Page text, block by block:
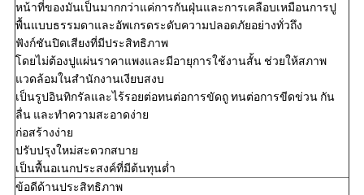
หน้าที่ของมันเป็นมากกว่าแค่การกันฝุ่นและการเคลือบเหมือนการปู
พื้นแบบธรรมดาและอัพเกรดระดับความปลอดภัยอย่างทั่วถึง
ฟังก์ชันปิดเสียงที่มีประสิทธิภาพ
โดยไม่ต้องปูแผ่นราคาแพงและมีอายุการใช้งานสั้น ช่วยให้สภาพ
แวดล้อมในสำนักงานเงียบสงบ
เป็นรูปอินทิกรัลและไร้รอยต่อทนต่อการขัดถู ทนต่อการขีดข่วน กัน
ลื่น และทำความสะอาดง่าย
ก่อสร้างง่าย
ปรับปรุงใหม่สะดวกสบาย
เป็นพื้นอเนกประสงค์ที่มีต้นทุนต่ำ
ข้อดีด้านประสิทธิภาพ